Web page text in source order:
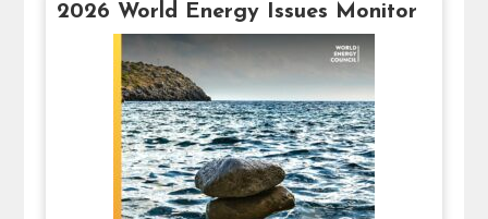
2026 World Energy Issues Monitor